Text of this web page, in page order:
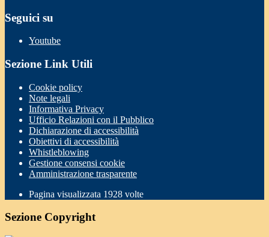
Seguici su
Youtube
Sezione Link Utili
Cookie policy
Note legali
Informativa Privacy
Ufficio Relazioni con il Pubblico
Dichiarazione di accessibilità
Obiettivi di accessibilità
Whistleblowing
Gestione consensi cookie
Amministrazione trasparente
Pagina visualizzata 1928 volte
Sezione Copyright